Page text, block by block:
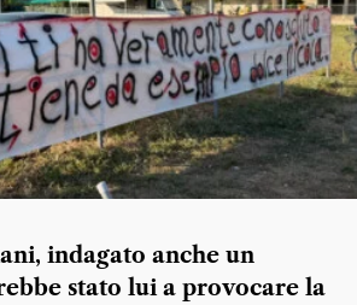
indagato anche un
stato lui a provocare la